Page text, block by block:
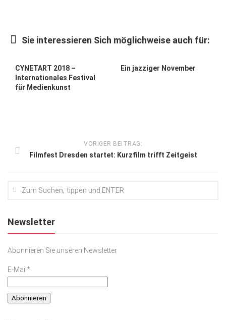
Lifestyle
Podcast
Top Branchen
Sie interessieren Sich möglichweise auch für:
CYNETART 2018 –
Internationales Festival
für Medienkunst
Ein jazziger November
VORIGER BEITRAG:
Filmfest Dresden startet: Kurzfilm trifft Zeitgeist
Newsletter
Abonnieren Sie unseren Newsletter
E-Mail*